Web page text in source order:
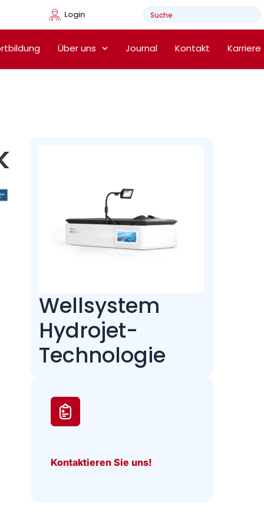
Login
HeimtherapieÜber uns Journal Kontakt Karriere
Wellsystem
Hydrojet-
Technologie
Kontaktieren Sie uns!